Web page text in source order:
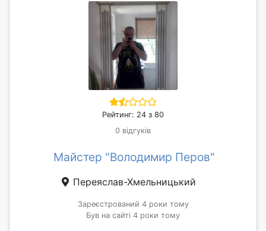
Рейтинг: 24 з 80
0 відгуків
Майстер "Володимир Перов"
Переяслав-Хмельницький
Зареєстрований 4 роки тому
Був на сайті 4 роки тому